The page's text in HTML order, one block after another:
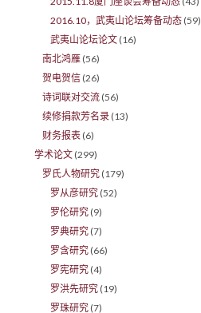
2016.10，武夷山论坛筹备动态 (59)
武夷山论坛论文 (16)
南北鸿雁 (56)
贺电贺信 (26)
诗词联对交流 (56)
续修捐款芳名录 (13)
财务报表 (6)
学术论文 (299)
罗氏人物研究 (179)
罗从彦研究 (52)
罗伦研究 (9)
罗典研究 (7)
罗含研究 (66)
罗宪研究 (4)
罗洪先研究 (19)
罗珠研究 (7)